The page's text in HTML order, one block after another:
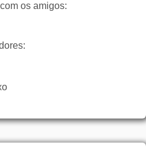
os amigos: